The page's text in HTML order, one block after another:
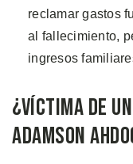
reclamar gastos
al fallecimiento,
ingresos
¿Víctima de
Adamson